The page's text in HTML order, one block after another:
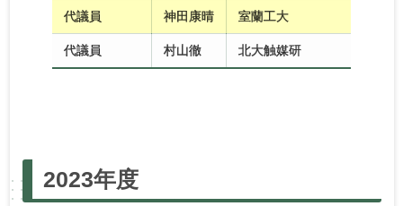
代議員 神田康晴 室蘭工大
代議員 村山徹 北大触媒研
2021年度 2020年度
2023年度